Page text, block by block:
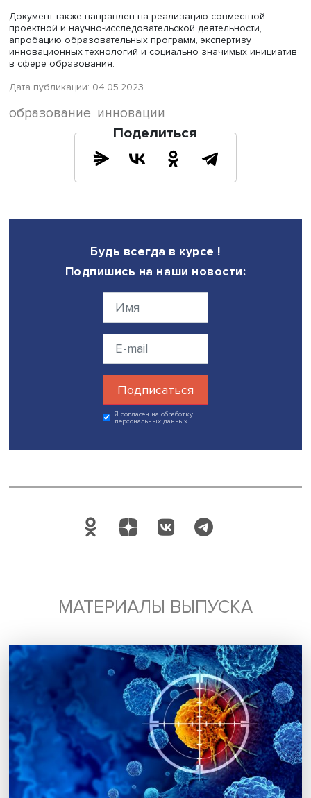
создание инновационных площадок РАО на базе школ
Камчатского края, проведение популяционных
направленных на изучение развития детей и
говорится в сообщении.
Документ также направлен на реализацию совместной
апробацию образовательных программ, экспертизу
инновационных технологий и социально значимых
в сфере образования.
Дата публикации: 04.05.2023
Поделиться
Будь всегда в курсе !
Подпишись на наши новости:
Подписаться
МАТЕРИАЛЫ ВЫПУСКА